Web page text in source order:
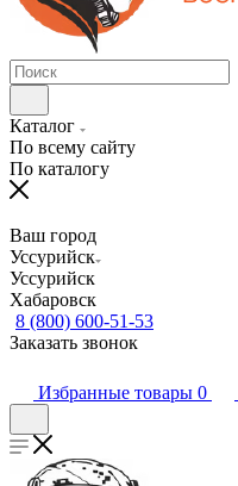
Каталог
По всему сайту
По каталогу
Ваш город
Уссурийск
Уссурийск
Хабаровск
8 (800) 600-51-53
Заказать звонок
Избранные товары 0